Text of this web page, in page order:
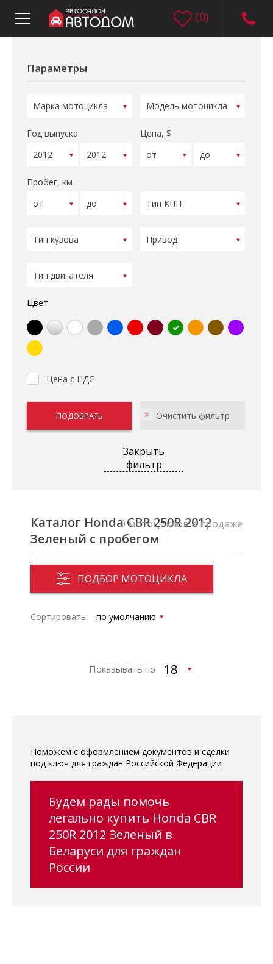
(0)
Параметры
Год выпуска Цена, $
Пробег, км
Цвет
Цена с НДС
Закрыть
фильтр
Каталог Honda CBR 250R 2012
Зеленый с пробегом
ПОДБОР МОТОЦИКЛА
0 мотоциклов в продаже
Сортировать:
Показывать по
Поможем с оформлением документов и сделки
под ключ для граждан Российской Федерации
Будем рады помочь
легально купить Honda CBR
250R 2012 Зеленый в
Беларуси для граждан
России